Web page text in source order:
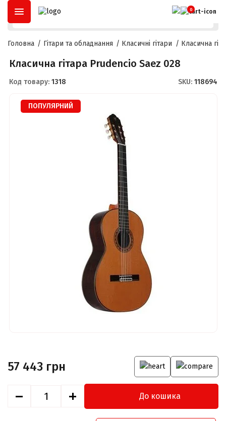
ОПЛАТА ЧАСТИНАМИ РОЗСТРОЧКА
0
Головна Гітари та обладнання Класичні гітари Класична
Класична гітара Prudencio Saez 028
Код товару: 1318 SKU: 118694
ПОПУЛЯРНИЙ
57 443 грн
До кошика